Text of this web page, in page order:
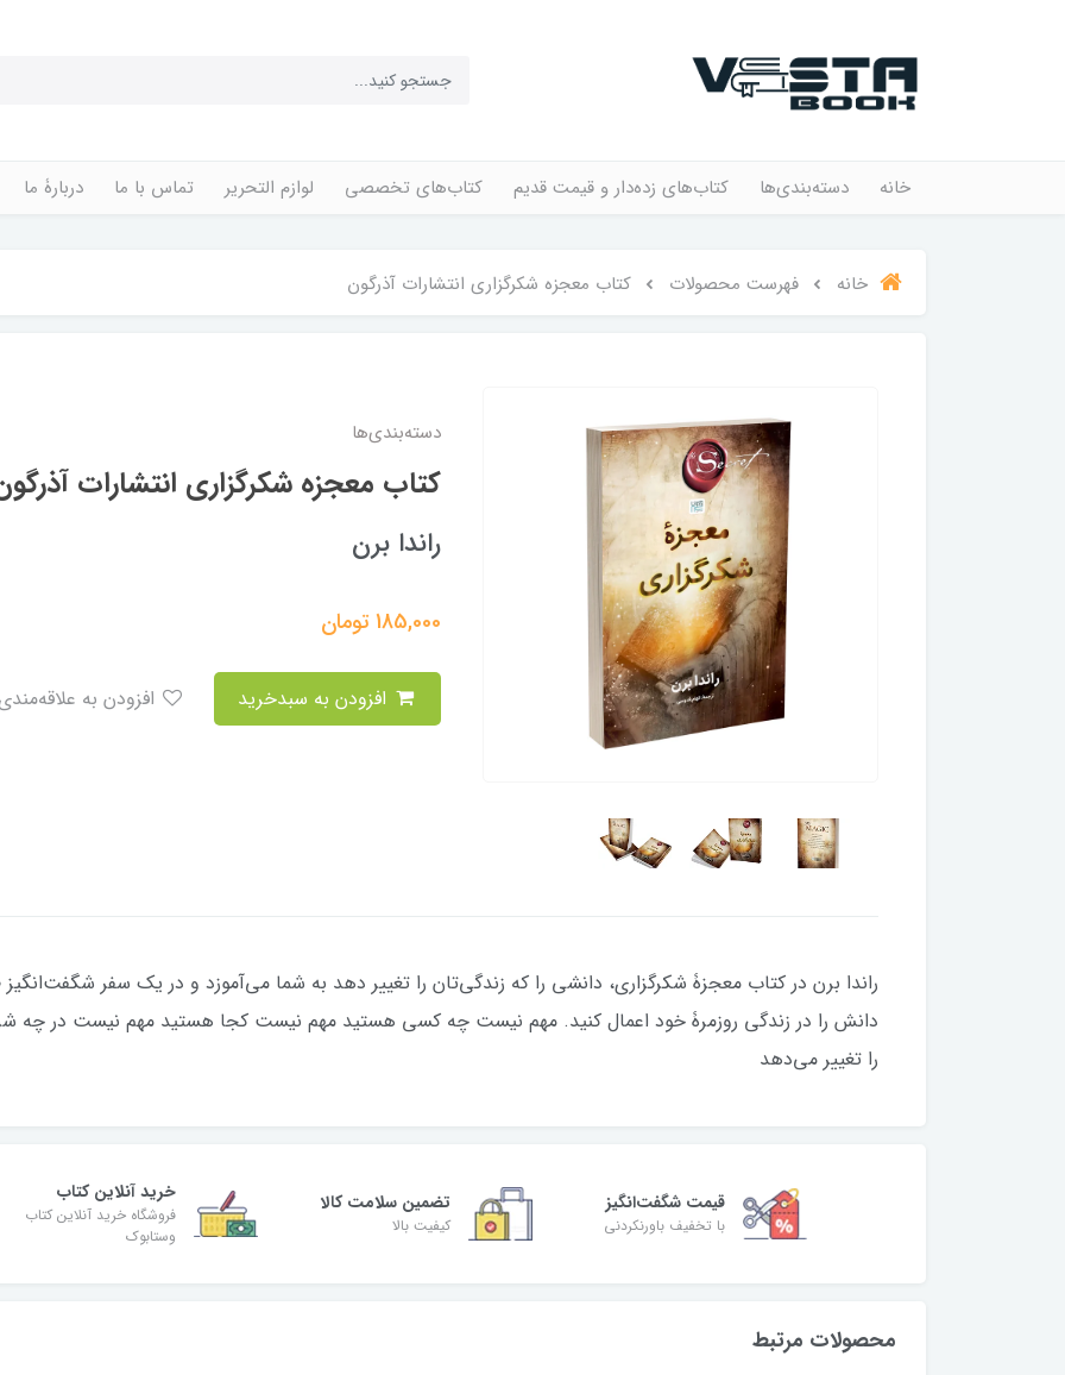
خانه دسته‌بندی‌ها کتاب‌های زده‌دار و قیمت قدیم کتاب‌های تخصصی لوازم التحریر تماس با ما دربارۀ ما
خانه فهرست محصولات کتاب معجزه شکرگزاری انتشارات آذرگون
دسته‌بندی‌ها
کتاب معجزه شکرگزاری انتشارات
راندا برن
185,000تومان
دانش را در زندگی روزمرۀ خود اعمال کنید. مهم نیست چه کسی هستید مهم نیست کجا هستید مهم نیست در چه
را تغییر می‌دهد
قیمت شگفت‌انگیز
با تخفیف باورنکردنی
تضمین سلامت کالا
کیفیت بالا
خرید آنلاین کتاب
فروشگاه خرید آنلاین کتاب
وستابوک
محصولات مرتبط